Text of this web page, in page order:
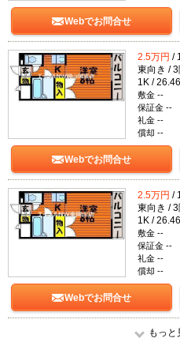
Webでお問合せ
2.5万円 /
東向き / 3
1K /
敷金 --
保証金 --
礼金 --
償却 --
Webでお問合せ
2.5万円 /
東向き / 3
1K /
敷金 --
保証金 --
礼金 --
償却 --
Webでお問合せ
もっと